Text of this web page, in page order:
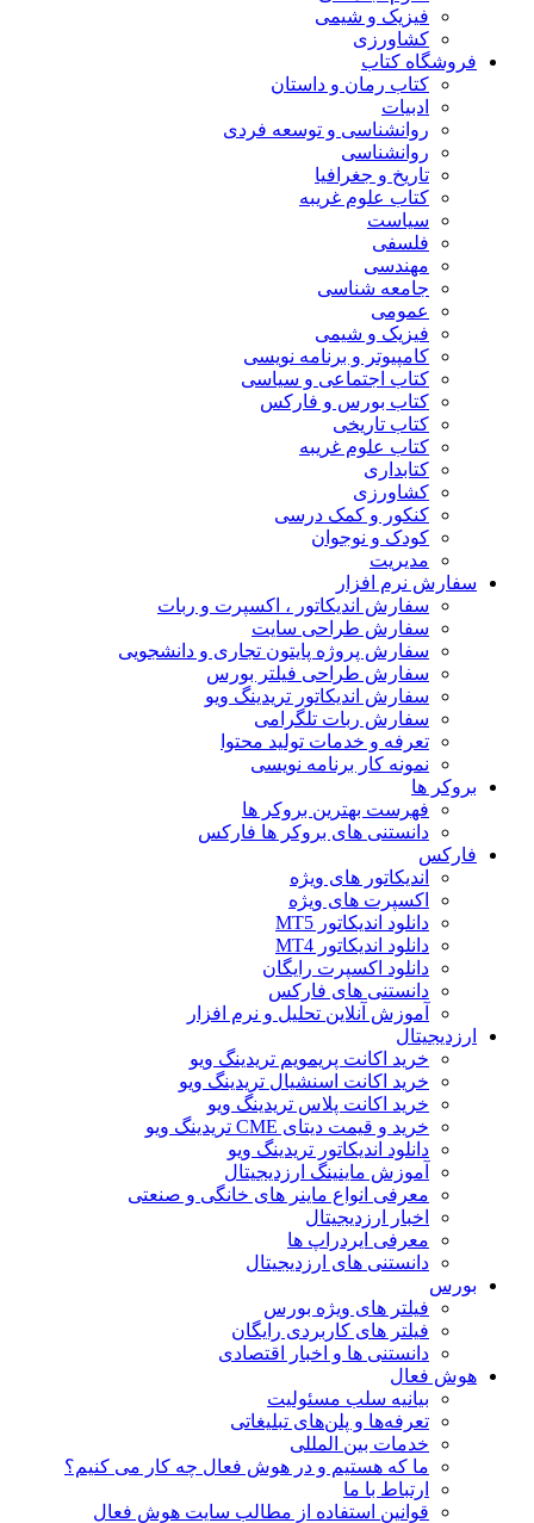
فیزیک و شیمی
کشاورزی
فروشگاه کتاب
کتاب رمان و داستان
ادبیات
روانشناسی و توسعه فردی
روانشناسی
تاریخ و جغرافیا
کتاب علوم غریبه
سیاست
فلسفی
مهندسی
جامعه شناسی
عمومی
فیزیک و شیمی
کامپیوتر و برنامه نویسی
کتاب اجتماعی و سیاسی
کتاب بورس و فارکس
کتاب تاریخی
کتاب علوم غریبه
کتابداری
کشاورزی
کنکور و کمک‌ درسی
کودک و نوجوان
مدیریت
سفارش نرم افزار
سفارش اندیکاتور ، اکسپرت و ربات
سفارش طراحی سایت
سفارش پروژه پایتون تجاری و دانشجویی
سفارش طراحی فیلتر بورس
سفارش اندیکاتور تریدینگ ویو
سفارش ربات تلگرامی
تعرفه و خدمات تولید محتوا
نمونه کار برنامه نویسی
بروکر ها
فهرست بهترین بروکر ها
دانستنی های بروکر ها فارکس
فارکس
اندیکاتور های ویژه
اکسپرت های ویژه
دانلود اندیکاتور MT5
دانلود اندیکاتور MT4
دانلود اکسپرت رایگان
دانستنی های فارکس
آموزش آنلاین تحلیل و نرم افزار
ارزدیجیتال
خرید اکانت پریمویم تریدینگ ویو
خرید اکانت اسنشیال تریدینگ ویو
خرید اکانت پلاس تریدینگ ویو
خرید و قیمت دیتای CME تریدینگ ویو
دانلود اندیکاتور تریدینگ ویو
آموزش ماینینگ ارزدیجیتال
معرفی انواع ماینر های خانگی و صنعتی
اخبار ارزدیجیتال
معرفی ایردراپ ها
دانستنی های ارزدیجیتال
بورس
فیلتر های ویژه بورس
فیلتر های کاربردی رایگان
دانستنی ها و اخبار اقتصادی
هوش فعال
بیانیه سلب مسئولیت
تعرفه‌ها و پلن‌های تبلیغاتی
خدمات بین المللی
ما که هستیم و در هوش فعال چه کار می کنیم؟
ارتباط با ما
قوانین استفاده از مطالب سایت هوش فعال